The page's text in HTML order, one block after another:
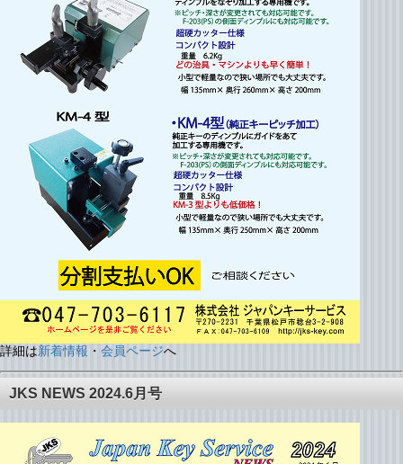
詳細は新着情報 ・ 会員ページへ
JKS NEWS 2024.6月号